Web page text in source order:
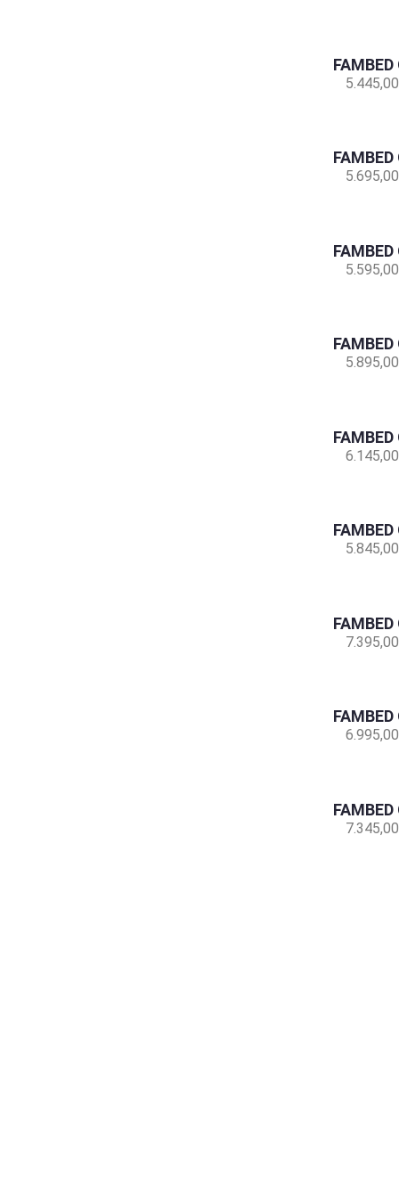
5.445,00
5.695,00
5.595,00
5.895,00
6.145,00
5.845,00
7.395,00
6.995,00
7.345,00